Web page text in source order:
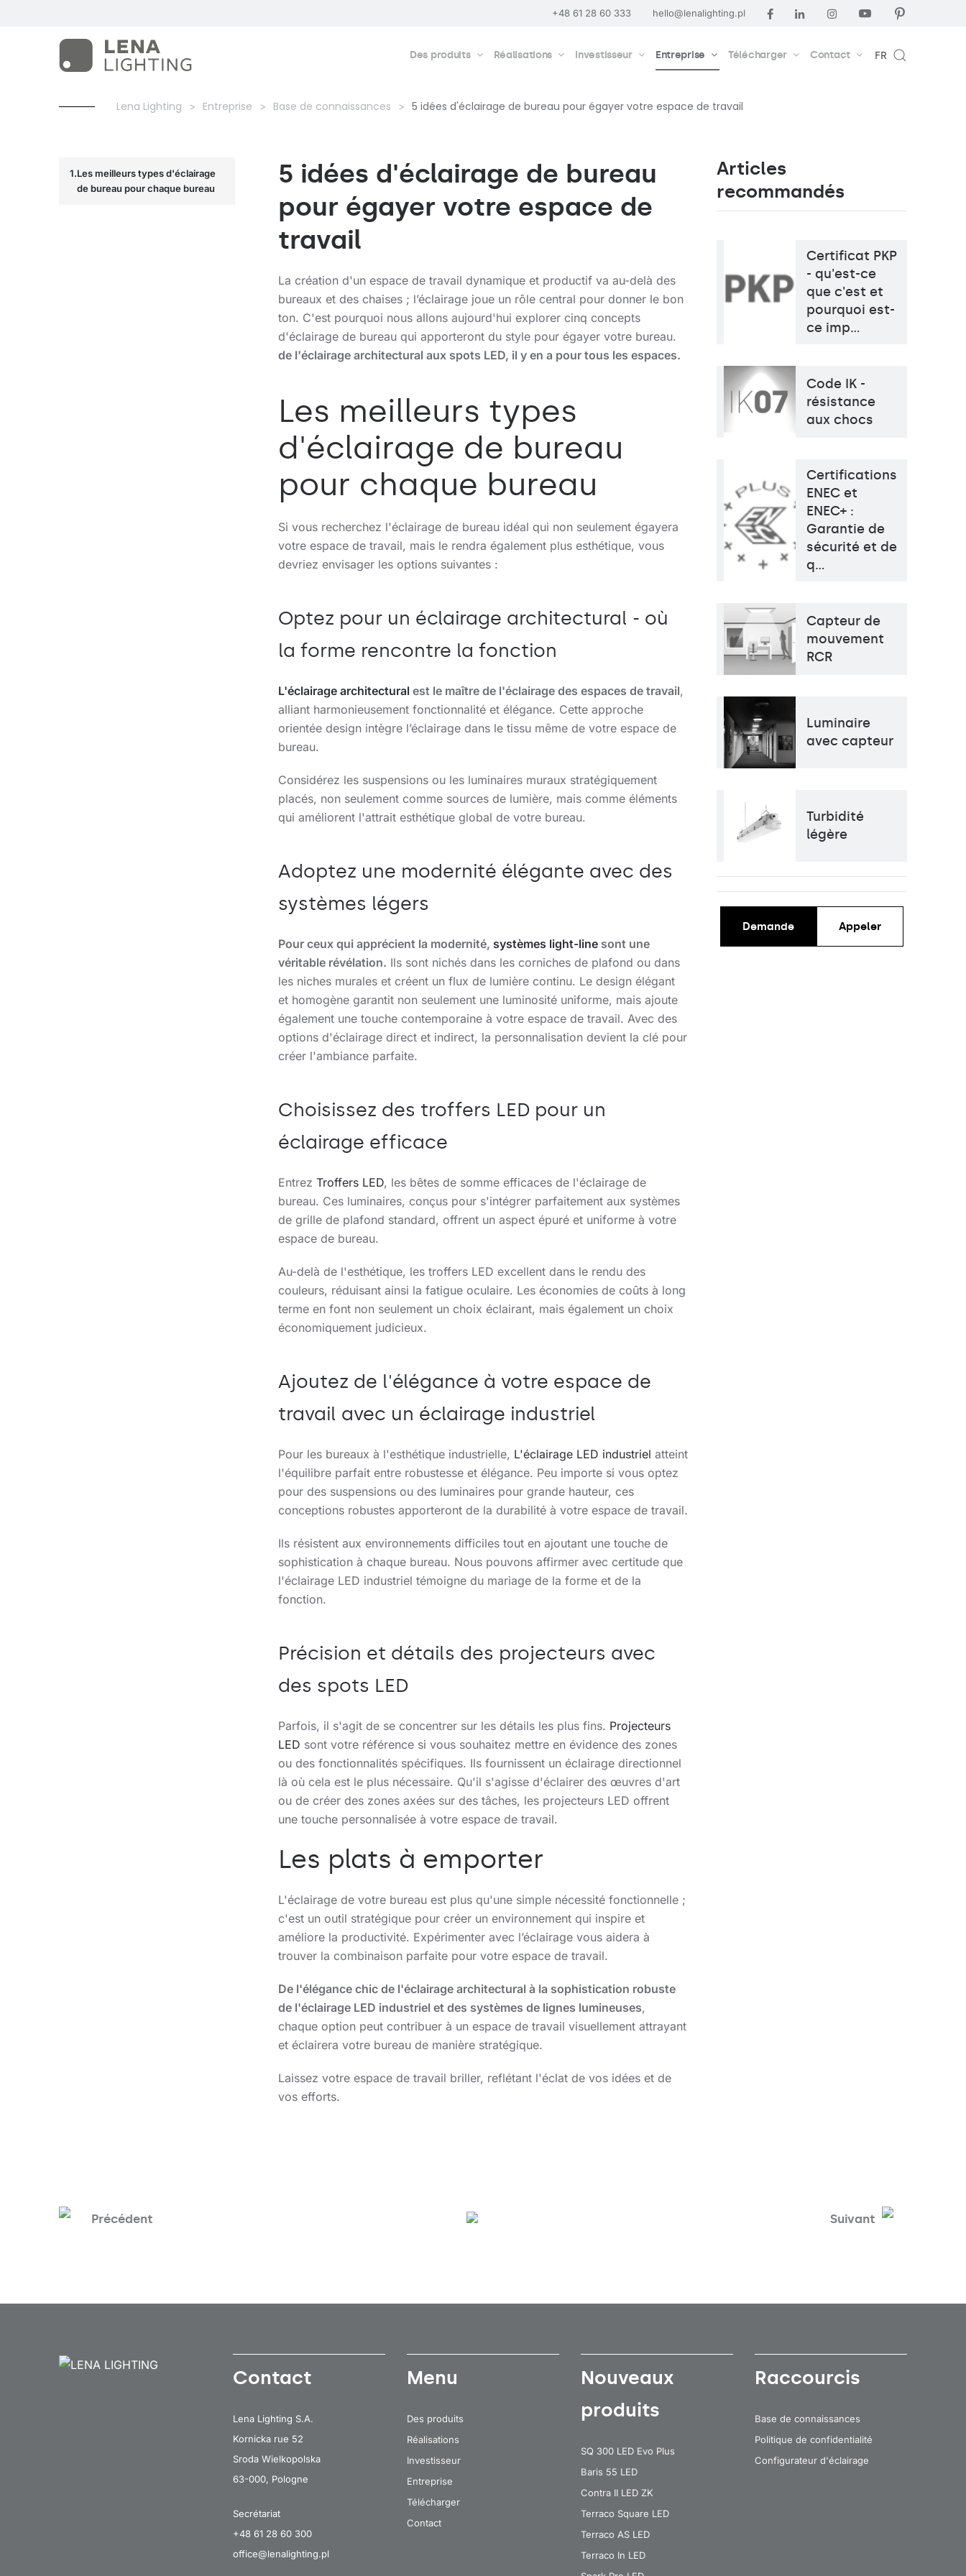
+48 61 28 60 333 hello@lenalighting.pl
Des produits Réalisations Investisseur Entreprise Télécharger Contact FR
Lena Lighting Entreprise Base de connaissances 5 idées d'éclairage de bureau pour égayer votre espace de travail
Les meilleurs types d'éclairage
de bureau pour chaque bureau
5 idées d'éclairage de bureau
pour égayer votre espace de
travail
La création d'un espace de travail dynamique et productif va au-delà des
bureaux et des chaises ; l’éclairage joue un rôle central pour donner le bon
ton. C'est pourquoi nous allons aujourd'hui explorer cinq concepts
d'éclairage de bureau qui apporteront du style pour égayer votre bureau.
de l'éclairage architectural aux spots LED, il y en a pour tous les espaces.
Les meilleurs types
d'éclairage de bureau
pour chaque bureau
Si vous recherchez l'éclairage de bureau idéal qui non seulement égayera
votre espace de travail, mais le rendra également plus esthétique, vous
devriez envisager les options suivantes :
Optez pour un éclairage architectural - où
la forme rencontre la fonction
L'éclairage architectural est le maître de l'éclairage des espaces de travail,
alliant harmonieusement fonctionnalité et élégance. Cette approche
orientée design intègre l’éclairage dans le tissu même de votre espace de
bureau.
Considérez les suspensions ou les luminaires muraux stratégiquement
placés, non seulement comme sources de lumière, mais comme éléments
qui améliorent l'attrait esthétique global de votre bureau.
Adoptez une modernité élégante avec des
systèmes légers
Pour ceux qui apprécient la modernité, systèmes light-line sont une
véritable révélation. Ils sont nichés dans les corniches de plafond ou dans
les niches murales et créent un flux de lumière continu. Le design élégant
et homogène garantit non seulement une luminosité uniforme, mais ajoute
également une touche contemporaine à votre espace de travail. Avec des
options d'éclairage direct et indirect, la personnalisation devient la clé pour
créer l'ambiance parfaite.
Choisissez des troffers LED pour un
éclairage efficace
Entrez Troffers LED, les bêtes de somme efficaces de l'éclairage de
bureau. Ces luminaires, conçus pour s'intégrer parfaitement aux systèmes
de grille de plafond standard, offrent un aspect épuré et uniforme à votre
espace de bureau.
Au-delà de l'esthétique, les troffers LED excellent dans le rendu des
couleurs, réduisant ainsi la fatigue oculaire. Les économies de coûts à long
terme en font non seulement un choix éclairant, mais également un choix
économiquement judicieux.
Ajoutez de l'élégance à votre espace de
travail avec un éclairage industriel
Pour les bureaux à l'esthétique industrielle, L'éclairage LED industriel atteint
l'équilibre parfait entre robustesse et élégance. Peu importe si vous optez
pour des suspensions ou des luminaires pour grande hauteur, ces
conceptions robustes apporteront de la durabilité à votre espace de travail.
Ils résistent aux environnements difficiles tout en ajoutant une touche de
sophistication à chaque bureau. Nous pouvons affirmer avec certitude que
l'éclairage LED industriel témoigne du mariage de la forme et de la
fonction.
Précision et détails des projecteurs avec
des spots LED
Parfois, il s'agit de se concentrer sur les détails les plus fins. Projecteurs
LED sont votre référence si vous souhaitez mettre en évidence des zones
ou des fonctionnalités spécifiques. Ils fournissent un éclairage directionnel
là où cela est le plus nécessaire. Qu'il s'agisse d'éclairer des œuvres d'art
ou de créer des zones axées sur des tâches, les projecteurs LED offrent
une touche personnalisée à votre espace de travail.
Les plats à emporter
L'éclairage de votre bureau est plus qu'une simple nécessité fonctionnelle ;
c'est un outil stratégique pour créer un environnement qui inspire et
améliore la productivité. Expérimenter avec l’éclairage vous aidera à
trouver la combinaison parfaite pour votre espace de travail.
De l'élégance chic de l'éclairage architectural à la sophistication robuste
de l'éclairage LED industriel et des systèmes de lignes lumineuses,
chaque option peut contribuer à un espace de travail visuellement attrayant
et éclairera votre bureau de manière stratégique.
Laissez votre espace de travail briller, reflétant l'éclat de vos idées et de
vos efforts.
Articles
recommandés
Certificat PKP
- qu'est-ce
que c'est et
pourquoi est-
ce imp…
Code IK -
résistance
aux chocs
Température de
couleur
4000K
Méthode de montage
en saillie, suspendu, rail
triphasée
Certifications
ENEC et
ENEC+ :
Garantie de
sécurité et de
q…
Capteur de
mouvement
RCR
couleur
4000K
Méthode de montage
entrée latérale, dessus
de poteau
Luminaire
avec capteur
Source de lumière Traditionnel
Turbidité
légère
Demande Appeler
Précédent Suivant
Contact
Lena Lighting S.A.
Kornicka rue 52
Sroda Wielkopolska
63-000, Pologne
Secrétariat
+48 61 28 60 300
office@lenalighting.pl
Menu
Des produits
Réalisations
Investisseur
Entreprise
Télécharger
Contact
Nouveaux
produits
SQ 300 LED Evo Plus
Baris 55 LED
Contra II LED ZK
Terraco Square LED
Terraco AS LED
Terraco In LED
Raccourcis
Base de connaissances
Politique de confidentialité
Configurateur d'éclairage